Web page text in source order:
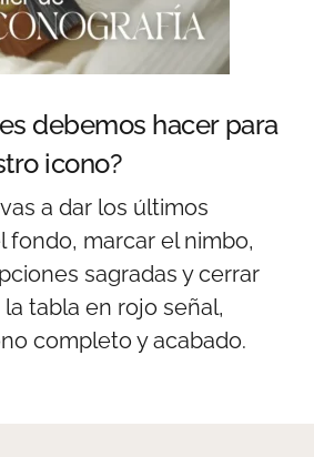
debemos hacer para
icono?
a dar los últimos
fondo, marcar el nimbo,
sagradas y cerrar
tabla en rojo señal,
completo y acabado.